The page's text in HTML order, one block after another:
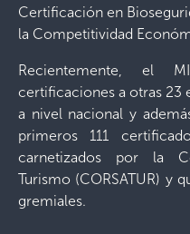
Certificación en
la Competitividad
Recientemente, el
certificaciones a otras 23
a nivel nacional y
primeros 111
carnetizados por la
Turismo (CORSATUR) y
gremiales.